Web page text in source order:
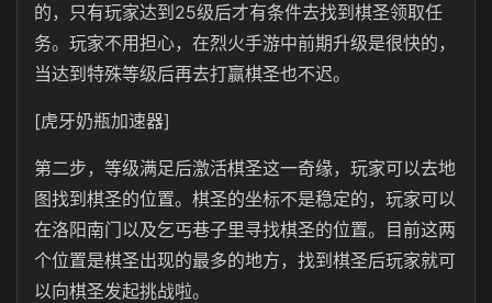
的，只有玩家达到25级后才有条件去找到棋圣领取任
务。玩家不用担心，在烈火手游中前期升级是很快的，
当达到特殊等级后再去打赢棋圣也不迟。
[虎牙奶瓶加速器]
第二步，等级满足后激活棋圣这一奇缘，玩家可以去地
图找到棋圣的位置。棋圣的坐标不是稳定的，玩家可以
在洛阳南门以及乞丐巷子里寻找棋圣的位置。目前这两
个位置是棋圣出现的最多的地方，找到棋圣后玩家就可
以向棋圣发起挑战啦。